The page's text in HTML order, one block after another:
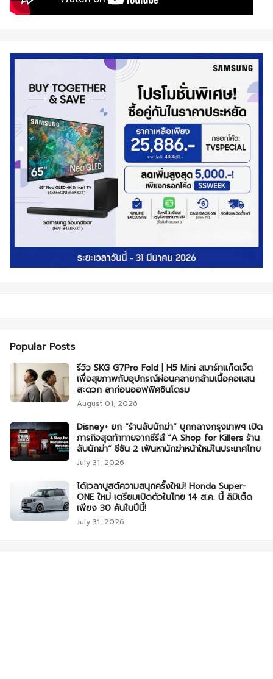
Popular Posts
รีวิว SKG G7Pro Fold | H5 Mini สมาร์ทแก็ดเจ็ต
เพื่อสุขภาพกับอุปกรณ์ผ่อนคลายกล้ามเนื้อคอแสน
สะดวก ลาก่อนออฟฟิศซินโดรม
August 01, 2026
Disney+ ยก “ร้านลับนักฆ่า” บุกกลางกรุงเทพฯ เปิด
ภารกิจสุดท้าทายจากซีรีส์ “A Shop for Killers ร้าน
ลับนักฆ่า” ซีซัน 2 เฟ้นหานักฆ่าหน้าใหม่ในประเทศไทย
July 31, 2026
ได้เวลาบูสต์ความสนุกครั้งใหม่! Honda Super-
ONE ใหม่ เตรียมเปิดตัวในไทย 14 ส.ค. นี้ ลิมิเต็ด
เพียง 30 คันในปีนี้!
July 31, 2026